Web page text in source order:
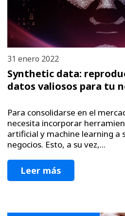
31 enero 2022
Synthetic data:
datos valiosos para tu
Para consolidarse en el
necesita incorporar
artificial y machine learning a
negocios. Esto, a su vez,...
Leer más